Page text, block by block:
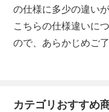
の仕様に多少の違い
こちらの仕様違いに
ので、あらかじめご
カテゴリおすすめ